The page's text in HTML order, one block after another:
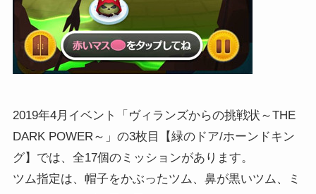
2019年4月イベント「ヴィランズからの挑戦状～THE
DARK POWER～」の3枚目【緑のドア/ホーンドキン
グ】では、全17個のミッションがあります。
ツム指定は、帽子をかぶったツム、鼻が黒いツム、ミ